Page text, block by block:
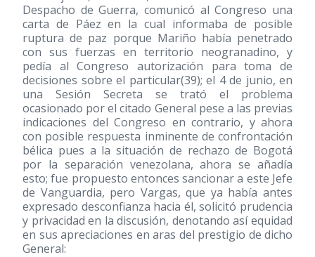
Despacho de Guerra, comunicó al Congreso una
carta de Páez en la cual informaba de posible
ruptura de paz porque Mariño había penetrado
con sus fuerzas en territorio neogranadino, y
pedía al Congreso autorización para toma de
decisiones sobre el particular(39); el 4 de junio, en
una Sesión Secreta se trató el problema
ocasionado por el citado General pese a las previas
indicaciones del Congreso en contrario, y ahora
con posible respuesta inminente de confrontación
bélica pues a la situación de rechazo de Bogotá
por la separación venezolana, ahora se añadía
esto; fue propuesto entonces sancionar a este Jefe
de Vanguardia, pero Vargas, que ya había antes
expresado desconfianza hacia él, solicitó prudencia
y privacidad en la discusión, denotando así equidad
en sus apreciaciones en aras del prestigio de dicho
General: